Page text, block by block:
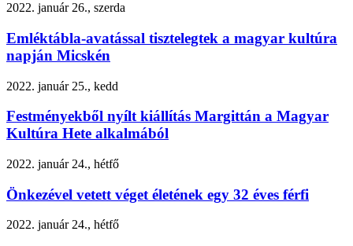
2022. január 26., szerda
Emléktábla-avatással tisztelegtek a magyar kultúra
napján Micskén
2022. január 25., kedd
Festményekből nyílt kiállítás Margittán a Magyar
Kultúra Hete alkalmából
2022. január 24., hétfő
Önkezével vetett véget életének egy 32 éves férfi
2022. január 24., hétfő